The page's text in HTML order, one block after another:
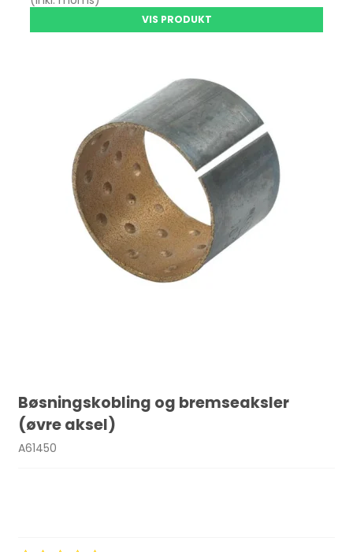
VIS PRODUKT
Bøsningskobling og bremseaksler
(øvre aksel)
A61450